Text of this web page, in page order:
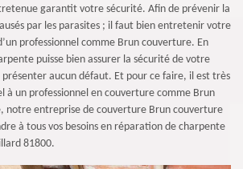
garantit votre sécurité. Afin de prévenir la
par les parasites ; il faut bien entretenir votre
professionnel comme Brun couverture. En
puisse bien assurer la sécurité de votre
présenter aucun défaut. Et pour ce faire, il est très
à un professionnel en couverture comme Brun
notre entreprise de couverture Brun couverture
à tous vos besoins en réparation de charpente
81800.